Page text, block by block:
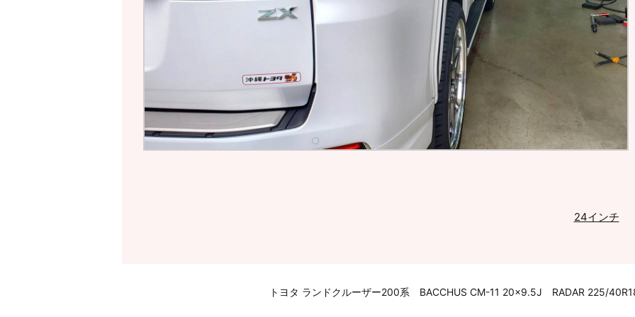
24インチ
トヨタ ランドクルーザー200系 BACCHUS CM-11 20×9.5J RADAR 225/